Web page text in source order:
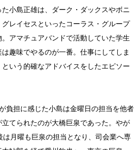
小島正雄は、ダーク・ダックスやボニ
レイセスといったコーラス・グループ
アマチュアバンドで活動していた学生
趣味でやるのが一番。仕事にしてしま
いう的確なアドバイスをしたエピソー
負担に感じた小島は金曜日の担当を他者
てられたのが大橋巨泉であった。やが
月曜も巨泉の担当となり、司会業へ専